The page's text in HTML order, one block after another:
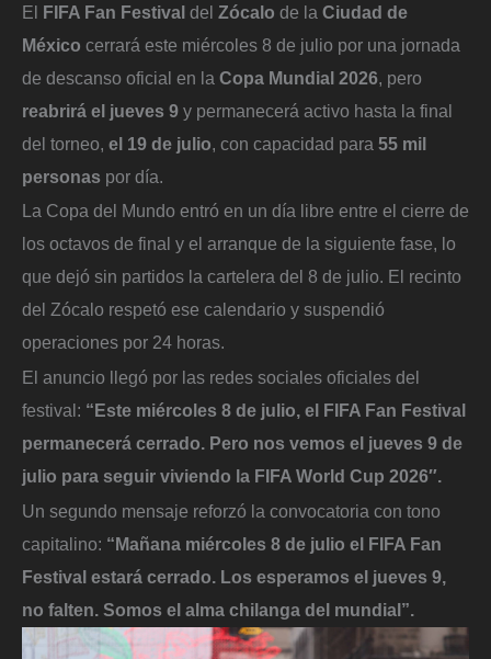
El FIFA Fan Festival del Zócalo de la Ciudad de
México cerrará este miércoles 8 de julio por una jornada
de descanso oficial en la Copa Mundial 2026, pero
reabrirá el jueves 9 y permanecerá activo hasta la final
del torneo, el 19 de julio, con capacidad para 55 mil
personas por día.
La Copa del Mundo entró en un día libre entre el cierre de
los octavos de final y el arranque de la siguiente fase, lo
que dejó sin partidos la cartelera del 8 de julio. El recinto
del Zócalo respetó ese calendario y suspendió
operaciones por 24 horas.
El anuncio llegó por las redes sociales oficiales del
festival: “Este miércoles 8 de julio, el FIFA Fan Festival
permanecerá cerrado. Pero nos vemos el jueves 9 de
julio para seguir viviendo la FIFA World Cup 2026″.
Un segundo mensaje reforzó la convocatoria con tono
capitalino: “Mañana miércoles 8 de julio el FIFA Fan
Festival estará cerrado. Los esperamos el jueves 9,
no falten. Somos el alma chilanga del mundial”.